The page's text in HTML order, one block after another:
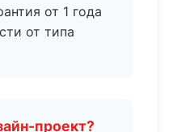
от 1 года
от типа
проект?